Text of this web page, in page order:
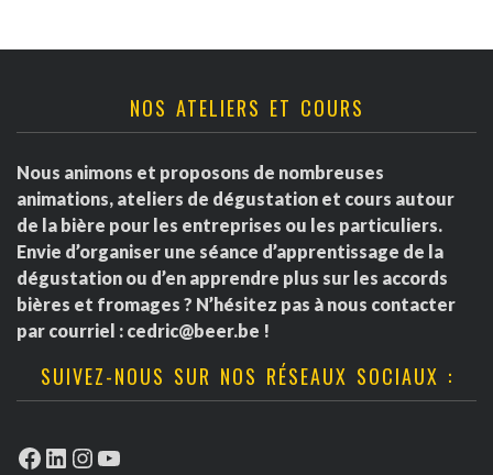
NOS ATELIERS ET COURS
Nous animons et proposons de nombreuses
animations, ateliers de dégustation et cours autour
de la bière pour les entreprises ou les particuliers.
Envie d’organiser une séance d’apprentissage de la
dégustation ou d’en apprendre plus sur les accords
bières et fromages ? N’hésitez pas à nous contacter
par courriel : cedric@beer.be !
SUIVEZ-NOUS SUR NOS RÉSEAUX SOCIAUX :
Facebook
LinkedIn
Instagram
YouTube